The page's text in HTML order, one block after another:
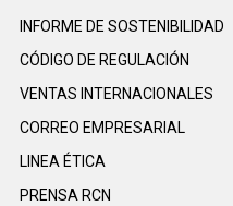
INFORME DE SOSTENIBILIDAD
CÓDIGO DE REGULACIÓN
VENTAS INTERNACIONALES
CORREO EMPRESARIAL
LINEA ÉTICA
PRENSA RCN